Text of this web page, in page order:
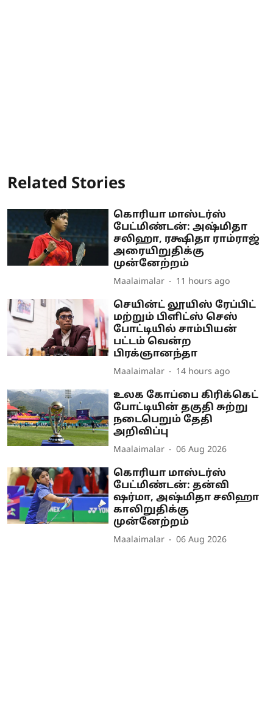
Related Stories
கொரியா மாஸ்டர்ஸ்
பேட்மிண்டன்: அஷ்மிதா
சலிஹா, ரக்ஷிதா ராம்ராஜ்
அரையிறுதிக்கு
முன்னேற்றம்
Maalaimalar 11 hours ago
செயின்ட் லூயிஸ் ரேப்பிட்
மற்றும் பிளிட்ஸ் செஸ்
போட்டியில் சாம்பியன்
பட்டம் வென்ற
பிரக்ஞானந்தா
Maalaimalar 14 hours ago
உலக கோப்பை கிரிக்கெட்
போட்டியின் தகுதி சுற்று
நடைபெறும் தேதி
அறிவிப்பு
Maalaimalar 06 Aug 2026
கொரியா மாஸ்டர்ஸ்
பேட்மிண்டன்: தன்வி
ஷர்மா, அஷ்மிதா சலிஹா
காலிறுதிக்கு
முன்னேற்றம்
Maalaimalar 06 Aug 2026